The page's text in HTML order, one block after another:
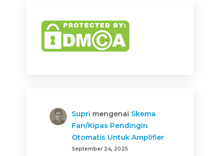
Supri mengenai Skema
Fan/Kipas Pendingin
Otomatis Untuk Amplifier
September 24, 2025